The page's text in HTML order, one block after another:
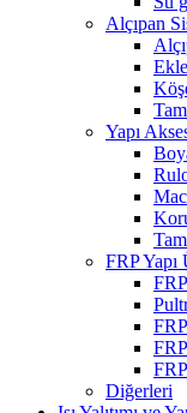
Alçıpan
Yapı
FRP Yapı
Diğerleri